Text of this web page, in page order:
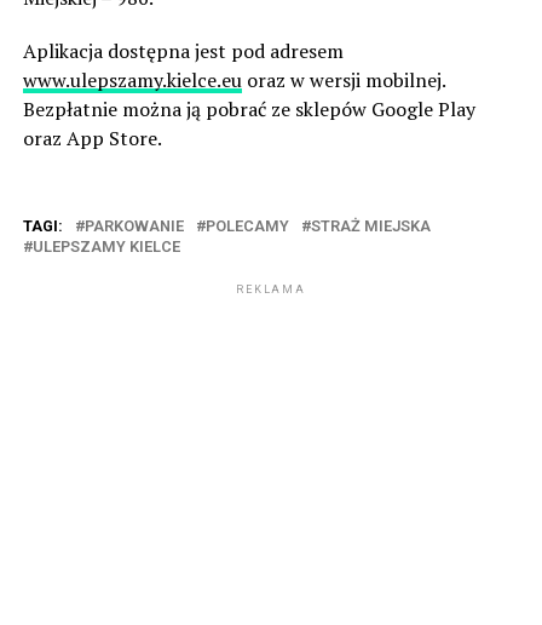
Aplikacja dostępna jest pod adresem
www.ulepszamy.kielce.euoraz w wersji mobilnej.
Bezpłatnie można ją pobrać ze sklepów Google Play
oraz App Store.
TAGI: PARKOWANIE POLECAMY
STRAŻ MIEJSKA
ULEPSZAMY KIELCE
REKLAMA